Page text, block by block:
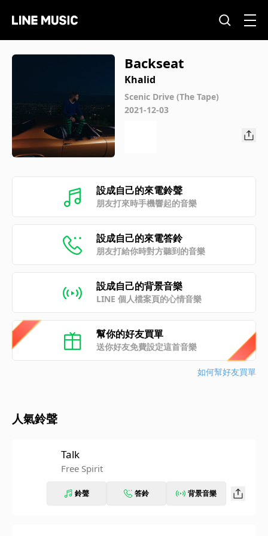
Backseat
Khalid
Scenic Drive (The Tape)
2021-12-03
設成自己的來電鈴聲
朋友打來時手機響起的音樂
設成自己的來電答鈴
朋友打給你時對方聽到的音樂
設成自己的背景音樂
LINE 個人檔案頁的心情音樂
幫你的好友買單
送你好友免費設定這首音樂
如何幫好友買單
人氣鈴聲
Talk
Free Spirit
鈴聲 答鈴 背景音樂